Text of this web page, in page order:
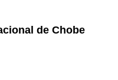
de Chobe